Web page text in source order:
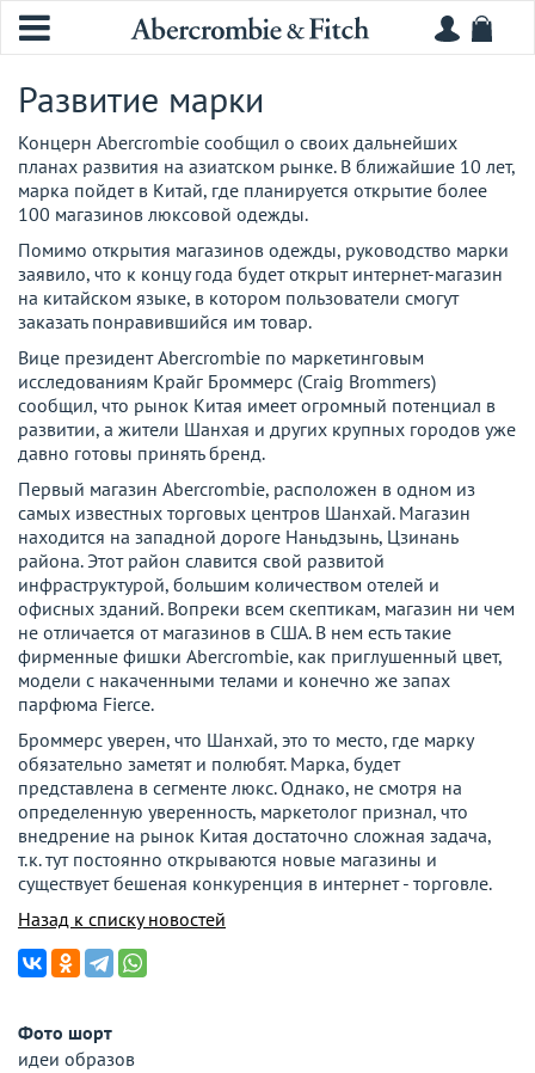
Развитие марки
Концерн Abercrombie сообщил о своих дальнейших
планах развития на азиатском рынке. В ближайшие 10 лет,
марка пойдет в Китай, где планируется открытие более
100 магазинов люксовой одежды.
Помимо открытия магазинов одежды, руководство марки
заявило, что к концу года будет открыт интернет-магазин
на китайском языке, в котором пользователи смогут
заказать понравившийся им товар.
Вице президент Abercrombie по маркетинговым
исследованиям Крайг Броммерс (Craig Brommers)
сообщил, что рынок Китая имеет огромный потенциал в
развитии, а жители Шанхая и других крупных городов уже
давно готовы принять бренд.
Первый магазин Abercrombie, расположен в одном из
самых известных торговых центров Шанхай. Магазин
находится на западной дороге Наньдзынь, Цзинань
района. Этот район славится свой развитой
инфраструктурой, большим количеством отелей и
офисных зданий. Вопреки всем скептикам, магазин ни чем
не отличается от магазинов в США. В нем есть такие
фирменные фишки Abercrombie, как приглушенный цвет,
модели с накаченными телами и конечно же запах
парфюма Fierce.
Броммерс уверен, что Шанхай, это то место, где марку
обязательно заметят и полюбят. Марка, будет
представлена в сегменте люкс. Однако, не смотря на
определенную уверенность, маркетолог признал, что
внедрение на рынок Китая достаточно сложная задача,
т.к. тут постоянно открываются новые магазины и
существует бешеная конкуренция в интернет - торговле.
Назад к списку новостей
Фото шорт
идеи образов